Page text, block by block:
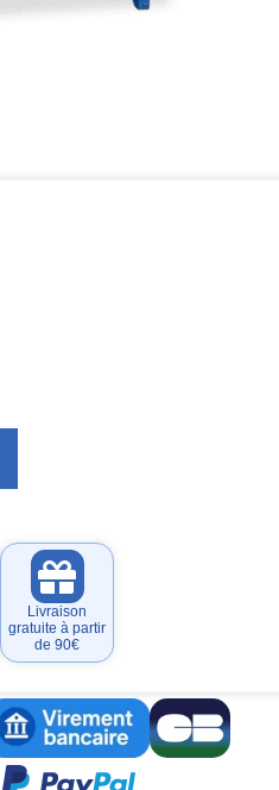
Livraison
gratuite à partir
de 90€